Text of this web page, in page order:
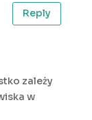
Reply
zależy
w